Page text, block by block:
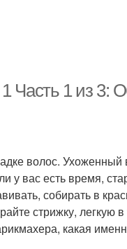
Часть 1 из 3:
волос. Ухоженный
у вас есть время,
собирать в
стрижку, легкую
какая